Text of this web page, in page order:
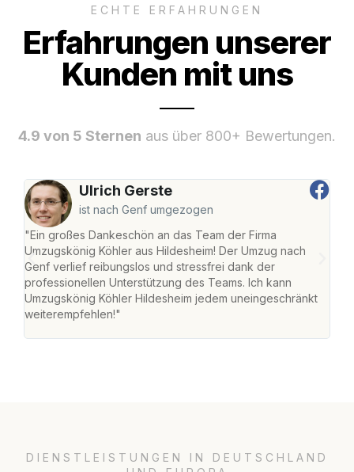
ECHTE ERFAHRUNGEN
Erfahrungen unserer
Kunden mit uns
4.9 von 5 Sternen aus über 800+ Bewertungen.
Ulrich Gerste
ist nach Genf umgezogen
"Ein großes Dankeschön an das Team der Firma
Umzugskönig Köhler aus Hildesheim! Der Umzug nach
Genf verlief reibungslos und stressfrei dank der
professionellen Unterstützung des Teams. Ich kann
Umzugskönig Köhler Hildesheim jedem uneingeschränkt
weiterempfehlen!"
DIENSTLEISTUNGEN IN DEUTSCHLAND